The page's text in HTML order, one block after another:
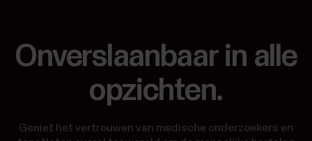
Onverslaanbaar in alle
opzichten.
Geniet het vertrouwen van medische onderzoekers en